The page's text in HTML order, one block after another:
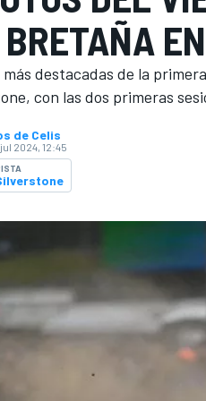
destacadas de la
con las dos primeras
de Celis
2024, 12:45